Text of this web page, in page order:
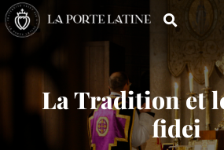
La Tradition et
fidei